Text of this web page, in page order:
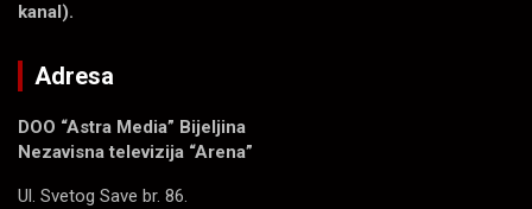
kanal).
Adresa
DOO “Astra Media” Bijeljina
Nezavisna televizija “Arena”
Ul. Svetog Save br. 86.